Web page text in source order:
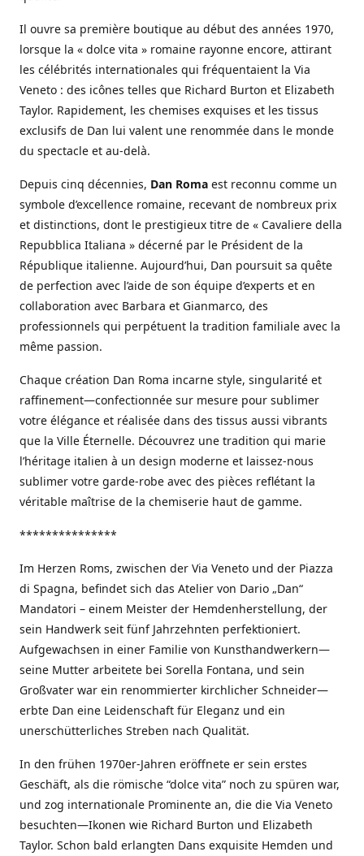
Il ouvre sa première boutique au début des années 1970,
lorsque la « dolce vita » romaine rayonne encore, attirant
les célébrités internationales qui fréquentaient la Via
Veneto : des icônes telles que Richard Burton et Elizabeth
Taylor. Rapidement, les chemises exquises et les tissus
exclusifs de Dan lui valent une renommée dans le monde
du spectacle et au-delà.
Depuis cinq décennies, Dan Roma est reconnu comme un
symbole d’excellence romaine, recevant de nombreux prix
et distinctions, dont le prestigieux titre de « Cavaliere della
Repubblica Italiana » décerné par le Président de la
République italienne. Aujourd’hui, Dan poursuit sa quête
de perfection avec l’aide de son équipe d’experts et en
collaboration avec Barbara et Gianmarco, des
professionnels qui perpétuent la tradition familiale avec la
même passion.
Chaque création Dan Roma incarne style, singularité et
raffinement—confectionnée sur mesure pour sublimer
votre élégance et réalisée dans des tissus aussi vibrants
que la Ville Éternelle. Découvrez une tradition qui marie
l’héritage italien à un design moderne et laissez-nous
sublimer votre garde-robe avec des pièces reflétant la
véritable maîtrise de la chemiserie haut de gamme.
***************
Im Herzen Roms, zwischen der Via Veneto und der Piazza
di Spagna, befindet sich das Atelier von Dario „Dan“
Mandatori – einem Meister der Hemdenherstellung, der
sein Handwerk seit fünf Jahrzehnten perfektioniert.
Aufgewachsen in einer Familie von Kunsthandwerkern—
seine Mutter arbeitete bei Sorella Fontana, und sein
Großvater war ein renommierter kirchlicher Schneider—
erbte Dan eine Leidenschaft für Eleganz und ein
unerschütterliches Streben nach Qualität.
In den frühen 1970er-Jahren eröffnete er sein erstes
Geschäft, als die römische “dolce vita” noch zu spüren war,
und zog internationale Prominente an, die die Via Veneto
besuchten—Ikonen wie Richard Burton und Elizabeth
Taylor. Schon bald erlangten Dans exquisite Hemden und